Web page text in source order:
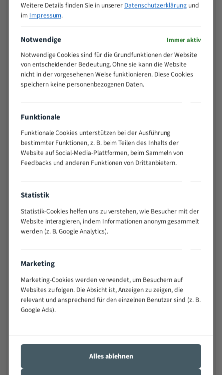
15 - 40
8/12
25 - 50
35 - 70
80 - 180
3/4
130 -
350
2/3
200 -
> 500
0,75/1,25
Vorteile:
Widerstandsfähig gegen Zahnbruch auch bei
schwierigen Werkstücken (Materialmischung,
wechselnde Verbindungslängen)
Sehr geringe Vibration
Technische Beschreibung:
Positiver Spanwinkel
Bandkörper aus hochlegiertem Federstahl
Weitere Details finden Sie in unserer Datenschutzerklärungund
im Impressum.
Notwendige Immer aktiv
Notwendige Cookies sind für die Grundfunktionen der Website
von entscheidender Bedeutung. Ohne sie kann die Website
nicht in der vorgesehenen Weise funktionieren. Diese Cookies
speichern keine personenbezogenen Daten.
Funktionale
Funktionale Cookies unterstützen bei der Ausführung
bestimmter Funktionen, z. B. beim Teilen des Inhalts der
Website auf Social-Media-Plattformen, beim Sammeln von
Feedbacks und anderen Funktionen von Drittanbietern.
Statistik
Statistik-Cookies helfen uns zu verstehen, wie Besucher mit der
Website interagieren, indem Informationen anonym gesammelt
werden (z. B. Google Analytics).
Marketing
Marketing-Cookies werden verwendet, um Besuchern auf
Websites zu folgen. Die Absicht ist, Anzeigen zu zeigen, die
relevant und ansprechend für den einzelnen Benutzer sind (z. B.
Google Ads).
Alles ablehnen